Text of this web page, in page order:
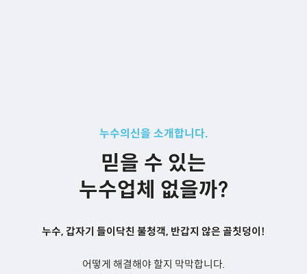
누수의신을 소개합니다.
믿을 수 있는
누수업체 없을까?
누수, 갑자기 들이닥친 불청객, 반갑지 않은 골칫덩이!
어떻게 해결해야 할지 막막합니다.